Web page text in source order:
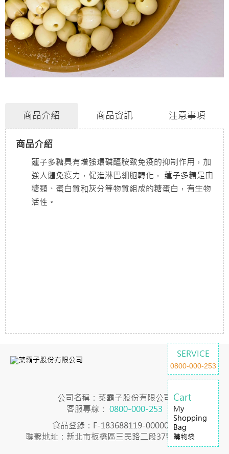
商品介紹 商品資訊 注意事項
商品介紹
蓮子多糖具有增強環磷醯胺致免疫的抑制作用，加
強人體免疫力，促進淋巴細胞轉化， 蓮子多糖是由
糖類、蛋白質和灰分等物質組成的糖蛋白，有生物
活性。
SERVICE
0800-000-253
Cart
My
Shopping
Bag
購物袋
公司名稱：菜霸子股份有限公司
客服專線： 0800-000-253
食品登錄：F-183688119-00000-7
聯繫地址：新北市板橋區三民路二段37號23樓之2